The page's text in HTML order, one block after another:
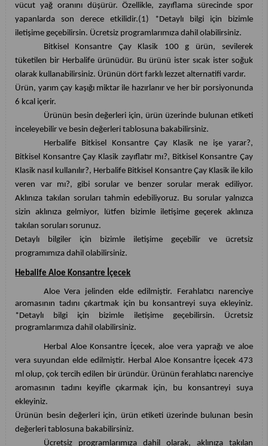
vücut yağ oranını düşürür. Özellikle, zayıflama sürecinde spor
yapanlarda son derece etkilidir.(1) *Detaylı bilgi için bizimle
iletişime geçebilirsin. Ücretsiz programlarımıza dahil olabilirsiniz.
Bitkisel Konsantre Çay Klasik 100 g ürün, sevilerek
tüketilen bir Herbalife ürünüdür. Bu ürünü ister sıcak ister soğuk
olarak kullanabilirsiniz. Ürünün dört farklı lezzet alternatifi vardır.
Ürün, yarım çay kaşığı miktar ile hazırlanır ve her bir porsiyonunda
6 kcal içerir.
Ürünün besin değerleri için, ürün üzerinde bulunan etiketi
inceleyebilir ve besin değerleri tablosuna bakabilirsiniz.
Herbalife Bitkisel Konsantre Çay Klasik ne işe yarar?,
Bitkisel Konsantre Çay Klasik zayıflatır mı?, Bitkisel Konsantre Çay
Klasik nasıl kullanılır?, Herbalife Bitkisel Konsantre Çay Klasik ile kilo
veren var mı?, gibi sorular ve benzer sorular merak ediliyor.
Aklınıza takılan soruları tahmin edebiliyoruz. Bu sorular yalnızca
sizin aklınıza gelmiyor, lütfen bizimle iletişime geçerek aklınıza
takılan soruları sorunuz.
Detaylı bilgiler için bizimle iletişime geçebilir ve ücretsiz
programımıza dahil olabilirsiniz.
Hebalife Aloe Konsantre İçecek
Aloe Vera jelinden elde edilmiştir. Ferahlatıcı narenciye
aromasının tadını çıkartmak için bu konsantreyi suya ekleyiniz.
*Detaylı bilgi için bizimle iletişime geçebilirsin. Ücretsiz
programlarımıza dahil olabilirsiniz.
Herbal Aloe Konsantre İçecek, aloe vera yaprağı ve aloe
vera suyundan elde edilmiştir. Herbal Aloe Konsantre İçecek 473
ml olup, çok tercih edilen bir üründür. Ürünün ferahlatıcı narenciye
aromasının tadını keyifle çıkarmak için, bu konsantreyi suya
ekleyiniz.
Ürünün besin değerleri için, ürün etiketi üzerinde bulunan besin
değerleri tablosuna bakabilirsiniz.
Ücretsiz programlarımıza dahil olarak, aklınıza takılan